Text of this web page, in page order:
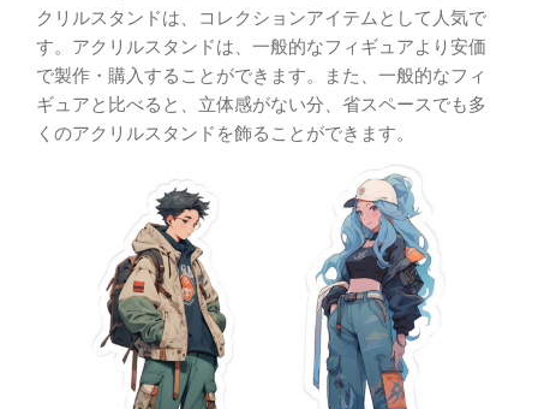
クリルスタンドは、コレクションアイテムとして人気で
す。アクリルスタンドは、一般的なフィギュアより安価
で製作・購入することができます。また、一般的なフィ
ギュアと比べると、立体感がない分、省スペースでも多
くのアクリルスタンドを飾ることができます。